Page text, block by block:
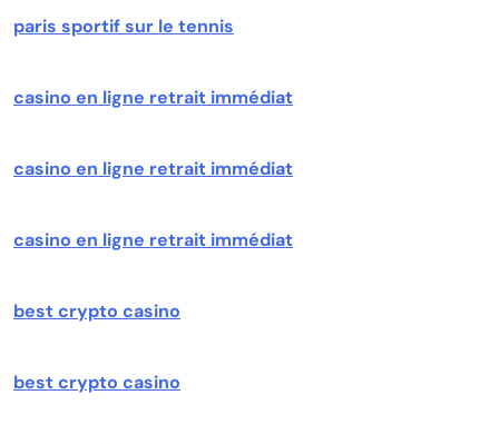
paris sportif sur le tennis
casino en ligne retrait immédiat
casino en ligne retrait immédiat
casino en ligne retrait immédiat
best crypto casino
best crypto casino